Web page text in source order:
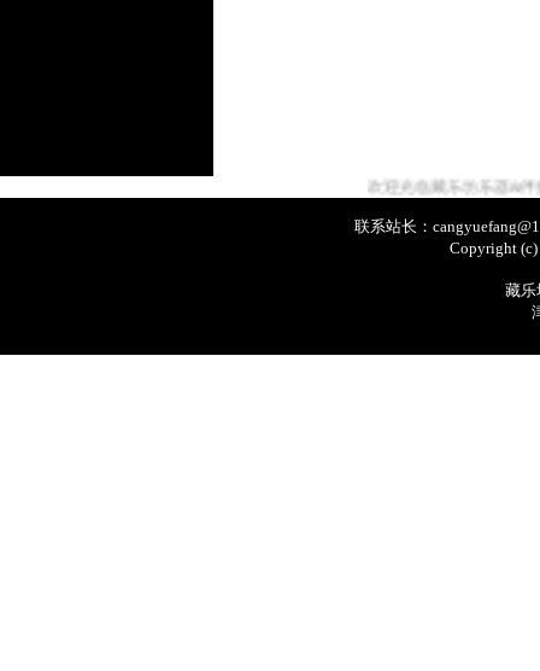
欢迎光临藏乐坊乐器&伴奏音
联系站长：
Copyright
藏